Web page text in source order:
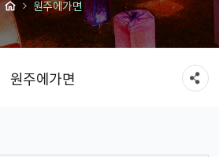
원주에가면
원주에가면